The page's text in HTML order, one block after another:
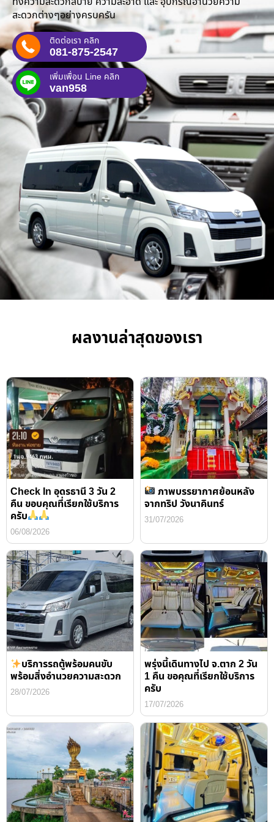
สะดวกต่างๆอย่างครบครัน
ติดต่อเรา คลิก
081-875-2547
เพิ่มเพื่อน Line คลิก
van958
ผลงานล่าสุดของเรา
Check In อุดรธานี 3 วัน 2
คืน ขอบคุณที่เรียกใช้บริการ
ครับ
06/08/2026
ภาพบรรยากาศย้อนหลัง
จากทริป วังนาคินทร์
31/07/2026
บริการรถตู้พร้อมคนขับ
พร้อมสิ่งอำนวยความสะดวก
28/07/2026
พรุ่งนี้เดินทางไป จ.ตาก 2 วัน
1 คืน ขอคุณที่เรียกใช้บริการ
ครับ
17/07/2026